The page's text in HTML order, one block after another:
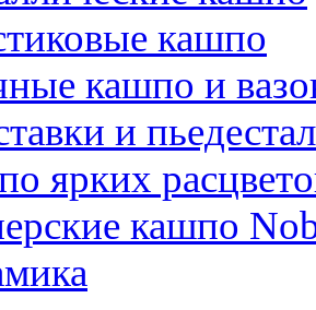
кашпо
кашпо и
и
ярких
кашпо